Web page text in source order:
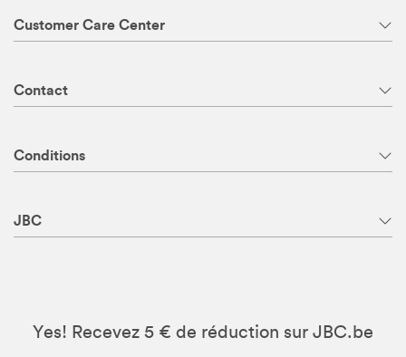
Customer Care Center
Contact
Conditions
JBC
Yes! Recevez 5 € de réduction sur JBC.be